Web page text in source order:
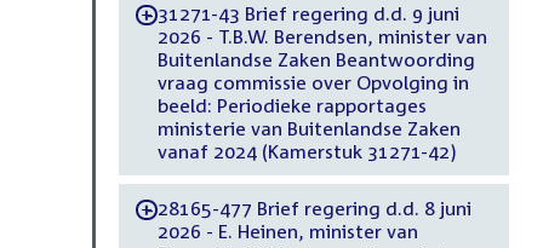
-31271-43 Brief regering d.d. 9 juni
2026 - T.B.W. Berendsen, minister van
Buitenlandse Zaken Beantwoording
vraag commissie over Opvolging in
beeld: Periodieke rapportages
ministerie van Buitenlandse Zaken
vanaf 2024 (Kamerstuk 31271-42)
-28165-477 Brief regering d.d. 8 juni
2026 - E. Heinen, minister van